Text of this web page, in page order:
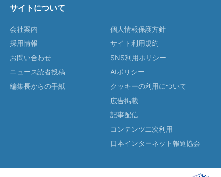
サイトについて
会社案内
採用情報
お問い合わせ
ニュース読者投稿
編集長からの手紙
個人情報保護方針
サイト利用規約
SNS利用ポリシー
AIポリシー
クッキーの利用について
広告掲載
記事配信
コンテンツ二次利用
日本インターネット報道協会